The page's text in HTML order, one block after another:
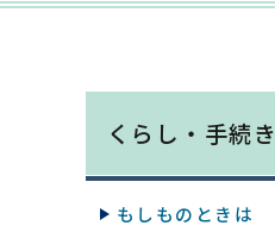
くらし・手続き
もしものときは